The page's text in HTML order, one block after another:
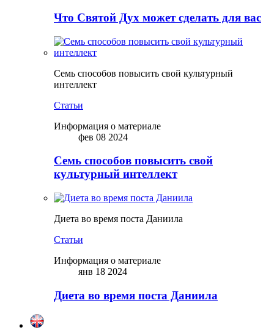
Что Святой Дух может сделать для вас
Семь способов повысить свой культурный
интеллект
Статьи
Информация о материале
фев 08 2024
Семь способов повысить свой
культурный интеллект
Диета во время поста Даниила
Статьи
Информация о материале
янв 18 2024
Диета во время поста Даниила